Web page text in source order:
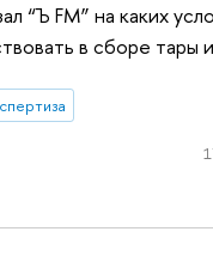
“Ъ FM” на каких
в сборе тары